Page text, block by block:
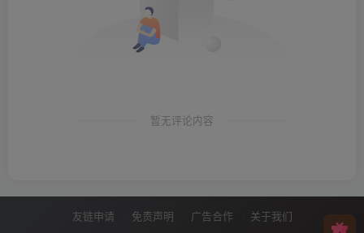
暂无评论内容
友链申请 免责声明 广告合作 关于我们